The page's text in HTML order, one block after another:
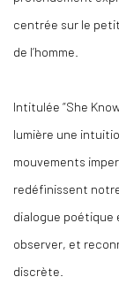
centrée sur le
de l’homme.
Intitulée “She
lumière une
mouvements
redéfinissent
dialogue poétique
observer, et
discrète.